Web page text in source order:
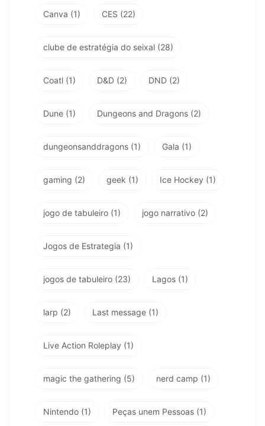
Canva (1) CES (22)
clube de estratégia do seixal (28)
Coatl (1) D&D (2) DND (2)
Dune (1) Dungeons and Dragons (2)
dungeonsanddragons (1) Gala (1)
gaming (2) geek (1) Ice Hockey (1)
jogo de tabuleiro (1) jogo narrativo (2)
Jogos de Estrategia (1)
jogos de tabuleiro (23) Lagos (1)
larp (2) Last message (1)
Live Action Roleplay (1)
magic the gathering (5) nerd camp (1)
Nintendo (1) Peças unem Pessoas (1)